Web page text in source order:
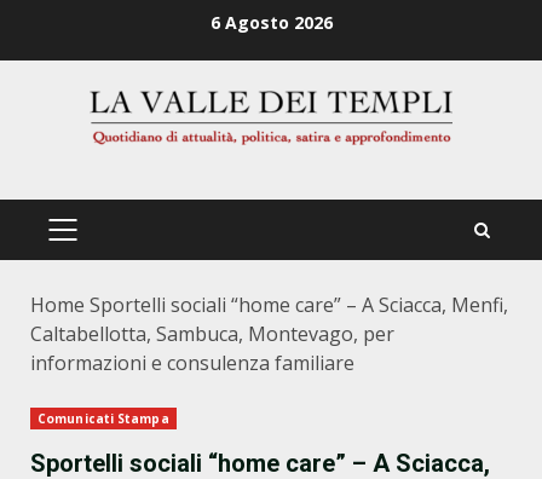
6 Agosto 2026
PRIMÄRES
Home Sportelli sociali “home care” – A Sciacca, Menfi,
Caltabellotta, Sambuca, Montevago, per
informazioni e consulenza familiare
Comunicati Stampa
Sportelli sociali “home care” – A Sciacca,